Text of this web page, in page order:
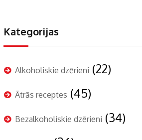
Kategorijas
Alkoholiskie dzērieni (22)
Ātrās receptes (45)
Bezalkoholiskie dzērieni (34)